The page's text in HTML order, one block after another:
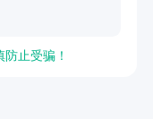
止受骗！